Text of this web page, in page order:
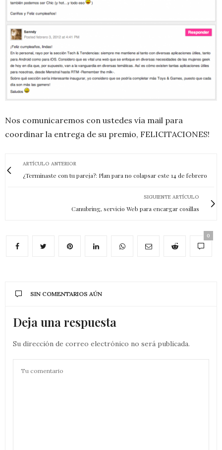
Nos comunicaremos con ustedes vía mail para
coordinar la entrega de su premio, FELICITACIONES!
ARTÍCULO ANTERIOR
¿Terminaste con tu pareja?: Plan para no colapsar este 14 de febrero
SIGUIENTE ARTÍCULO
Canubring, servicio Web para encargar cosillas
0
SIN COMENTARIOS AÚN
Deja una respuesta
Su dirección de correo electrónico no será publicada.